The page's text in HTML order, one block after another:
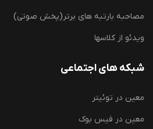
مصاحبه بارتبه های برتر(پخش صوتی)
ویدئو از کلاسها
شبکه های اجتماعی
معین در توئیتر
معین در فیس بوک